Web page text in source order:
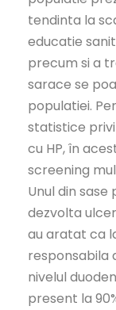
tendinta la
educatie
precum si a
sarace se
populatiei.
statistice
cu HP, în
screening
Unul din
dezvolta
au aratat ca
responsabila
nivelul
present la